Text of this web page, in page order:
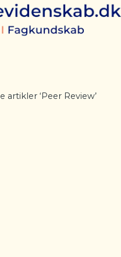
‘Peer Review’